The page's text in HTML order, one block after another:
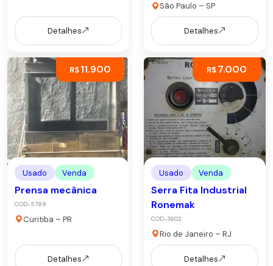
Detalhes
São Paulo – SP
Detalhes
R$11.900
Usado Venda
Prensa mecânica
COD-5789
Curitiba – PR
Detalhes
R$7.000
Usado Venda
Serra Fita Industrial
Ronemak
COD-3602
Rio de Janeiro – RJ
Detalhes